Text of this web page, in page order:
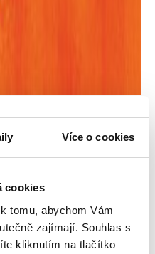
Více o cookies
cookies
tomu, abychom Vám
zajímají. Souhlas s
kliknutím na tlačítko
adult
Jackson
trojhlavé bohyně